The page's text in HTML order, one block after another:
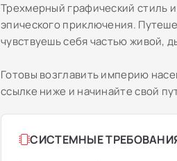
Трехмерный графический стиль
эпического приключения.
чувствуешь себя частью живой,
Готовы возглавить империю
ссылке ниже и начинайте свой
СИСТЕМНЫЕ